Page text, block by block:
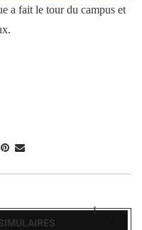
a fait le tour du campus et